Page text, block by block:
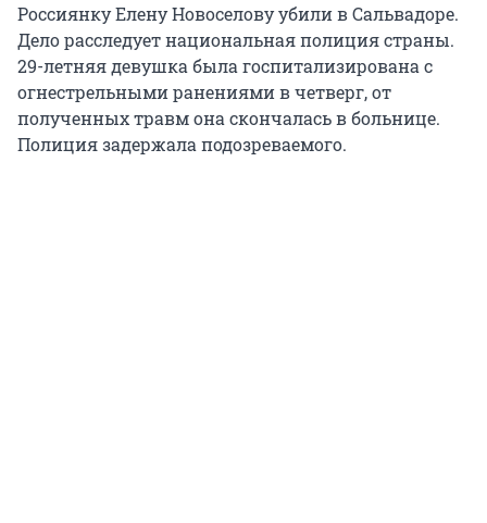
Россиянку Елену Новоселову убили в Сальвадоре.
Дело расследует национальная полиция страны.
29-летняя девушка была госпитализирована с
огнестрельными ранениями в четверг, от
полученных травм она скончалась в больнице.
Полиция задержала подозреваемого.